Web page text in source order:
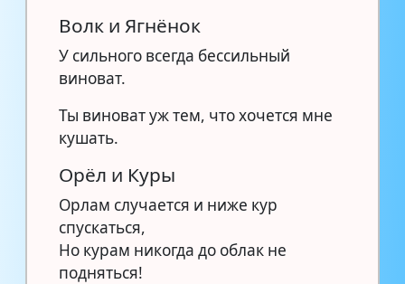
Волк и Ягнёнок
У сильного всегда бессильный
виноват.
Ты виноват уж тем, что хочется мне
кушать.
Орёл и Куры
Орлам случается и ниже кур
спускаться,
Но курам никогда до облак не
подняться!